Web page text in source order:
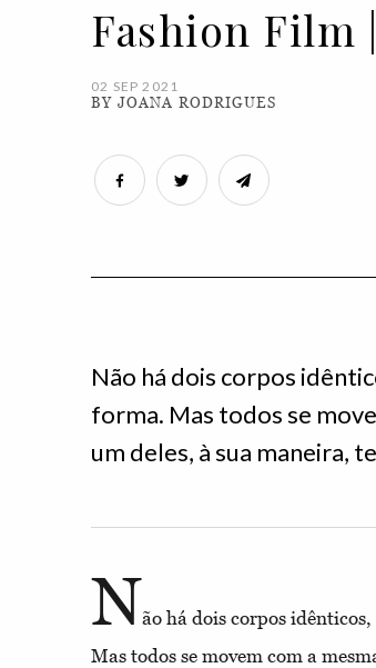
Fashion Film
02 SEP 2021
BY JOANA RODRIGUES
Não há dois corpos
forma. Mas todos se
um deles, à sua maneira,
Não há dois corpos
Mas todos se movem com a